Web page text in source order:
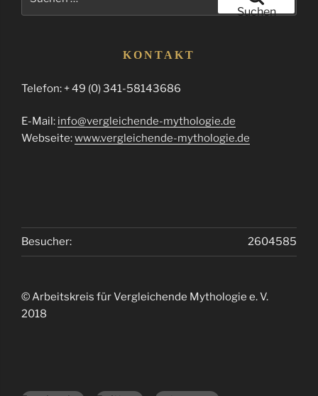
Suchen
KONTAKT
Telefon: + 49 (0) 341-58143686
E-Mail: info@vergleichende-mythologie.de
Webseite:www.vergleichende-mythologie.de
2604585
Besucher:
© Arbeitskreis für Vergleichende Mythologie e. V.
2018